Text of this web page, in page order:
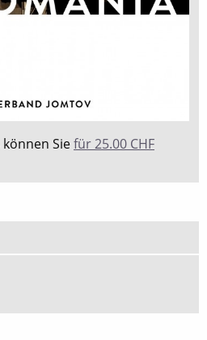
können Siefür 25.00 CHF